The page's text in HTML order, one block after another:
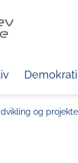
Demokrati
og